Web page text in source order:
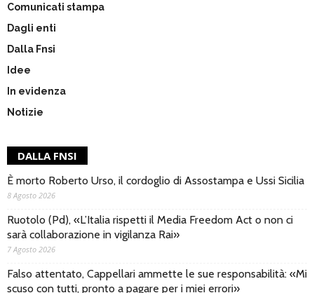
Comunicati stampa
Dagli enti
Dalla Fnsi
Idee
In evidenza
Notizie
DALLA FNSI
È morto Roberto Urso, il cordoglio di Assostampa e Ussi Sicilia
8 Agosto 2026
Ruotolo (Pd), «L’Italia rispetti il Media Freedom Act o non ci
sarà collaborazione in vigilanza Rai»
7 Agosto 2026
Falso attentato, Cappellari ammette le sue responsabilità: «Mi
scuso con tutti, pronto a pagare per i miei errori»